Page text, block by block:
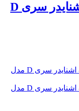
کلید هوشمند هشت پل اشنایدر سری D